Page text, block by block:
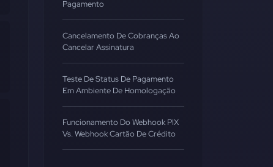
Pagamento
Cancelamento De Cobranças Ao
Cancelar Assinatura
Teste De Status De Pagamento
Em Ambiente De Homologação
Funcionamento Do Webhook PIX
Vs. Webhook Cartão De Crédito